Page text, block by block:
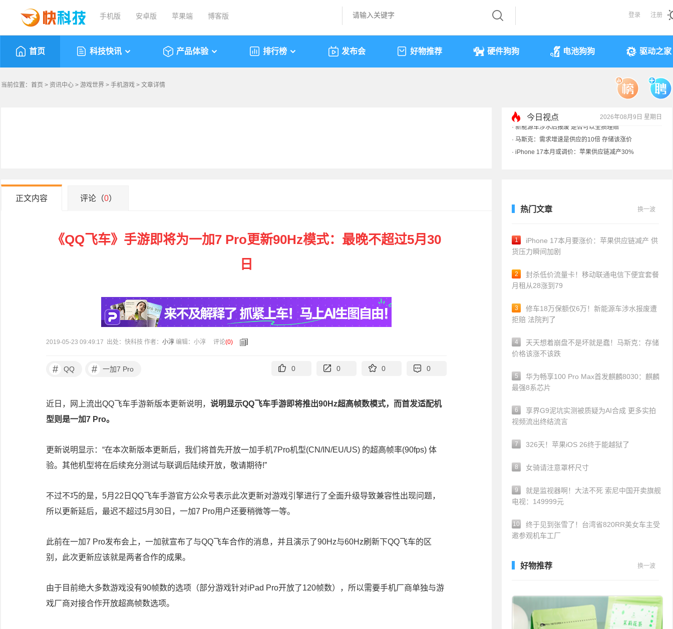
手机版 安卓版 苹果端 博客版 登录 注册
首页 科技快讯 产品体验 排行榜 发布会 好物推荐 硬件狗狗 电池狗狗 驱动之家
当前位置： 首页 > 资讯中心 > 游戏世界 > 手机游戏 > 文章详情
今日视点 2026年08月9日 星期日
正文内容 评论（0）
《QQ飞车》手游即将为一加7 Pro更新90Hz模式：最晚不超过5月30
日
2019-05-23 09:49:17 出处：快科技 作者： 小淳 编辑：小淳 评论(0)
# QQ # 一加7 Pro 0 0 0 0
近日，网上流出QQ飞车手游新版本更新说明， 说明显示QQ飞车手游即将推出90Hz超高帧数模式，而首发适配机
型则是一加7 Pro。
更新说明显示：“在本次新版本更新后，我们将首先开放一加手机7Pro机型(CN/IN/EU/US) 的超高帧率(90fps) 体
验。其他机型将在后续充分测试与联调后陆续开放，敬请期待!”
不过不巧的是，5月22日QQ飞车手游官方公众号表示此次更新对游戏引擎进行了全面升级导致兼容性出现问题，
所以更新延后，最迟不超过5月30日，一加7 Pro用户还要稍微等一等。
此前在一加7 Pro发布会上，一加就宣布了与QQ飞车合作的消息，并且演示了90Hz与60Hz刷新下QQ飞车的区
别，此次更新应该就是两者合作的成果。
由于目前绝大多数游戏没有90帧数的选项（部分游戏针对iPad Pro开放了120帧数），所以需要手机厂商单独与游
戏厂商对接合作开放超高帧数选项。
热门文章 换一波
1
iPhone 17本月要涨价：苹果供应链减产 供
货压力瞬间加剧
2
封杀低价流量卡！移动联通电信下便宜套餐
月租从28涨到79
3
修车18万保额仅6万！新能源车涉水报废遭
拒赔 法院判了
4
天天想着崩盘不是坏就是蠢！马斯克：存储
价格该涨不该跌
5
华为畅享100 Pro Max首发麒麟8030：麒麟
最强8系芯片
6
享界G9泥坑实测被质疑为AI合成 更多实拍
视频流出终结流言
7 326天！苹果iOS 26终于能越狱了
8 女骑请注意罩杯尺寸
9
就是监视器啊！大法不死 索尼中国开卖旗舰
电视：149999元
10
终于见到张雪了！台湾省820RR美女车主受
邀参观机车工厂
好物推荐 换一波